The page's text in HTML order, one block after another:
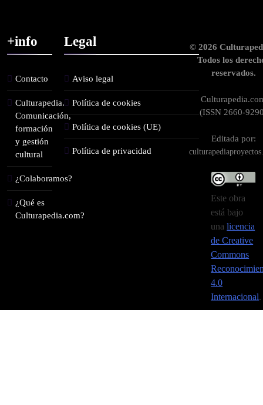
+info
Contacto
Culturapedia.
Comunicación,
formación
y gestión
cultural
¿Colaboramos?
¿Qué es
Culturapedia.com?
Legal
Aviso legal
Política de cookies
Política de cookies (UE)
Política de privacidad
© 2026
Todos los
reservados.
(ISSN 2660-
Editada por:
Este obra
está bajo
unalicencia
de Creative
Commons
4.0
Internacional.